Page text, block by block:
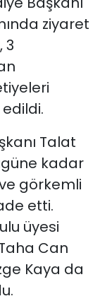
ziyaret
3
Talat
kadar
görkemli
etti.
üyesi
Can
Kaya da